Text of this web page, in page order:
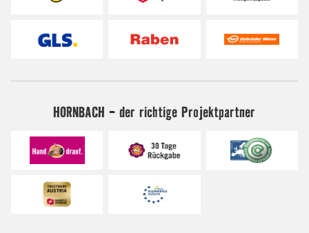
HORNBACH - der richtige Projektpartner